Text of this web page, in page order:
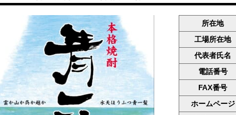
所在地
工場所在地
代表者氏名
電話番号
FAX番号
ホームページ